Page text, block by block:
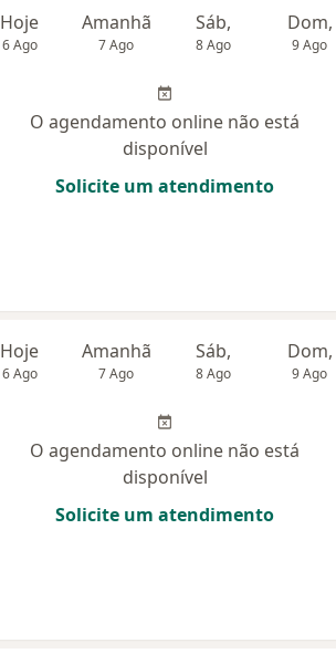
Hoje
6 Ago
Amanhã
7 Ago
Sáb,
8 Ago
Dom,
9 Ago
O agendamento online não está
disponível
Solicite um atendimento
Hoje
6 Ago
Amanhã
7 Ago
Sáb,
8 Ago
Dom,
9 Ago
O agendamento online não está
disponível
Solicite um atendimento